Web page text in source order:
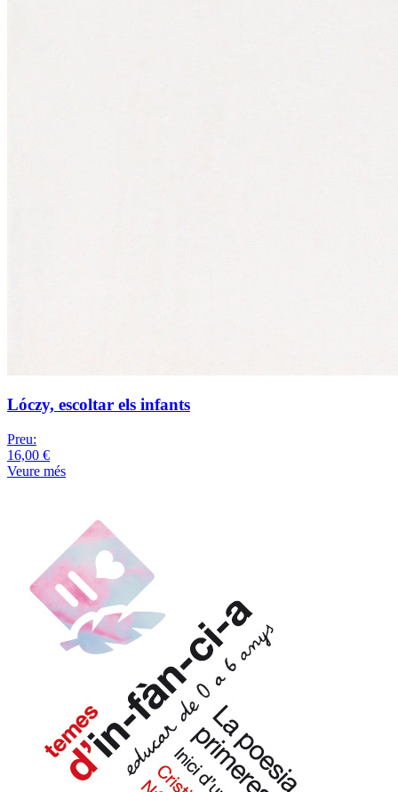
Lóczy, escoltar els infants
Preu:
16,00 €
Veure més